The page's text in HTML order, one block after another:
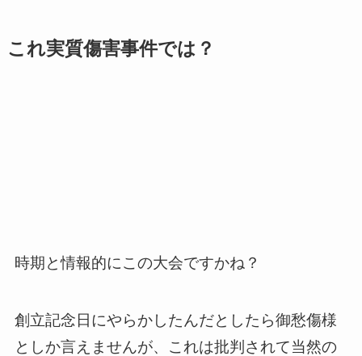
これ実質傷害事件では？
時期と情報的にこの大会ですかね？
創立記念日にやらかしたんだとしたら御愁傷様
としか言えませんが、これは批判されて当然の